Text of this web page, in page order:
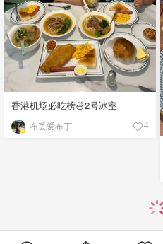
香港机场必吃榜🍜2号冰室
布丢爱布丁 4